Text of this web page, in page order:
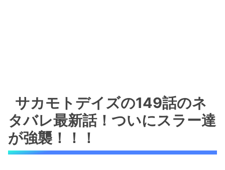
サカモトデイズの149話のネ
タバレ最新話！ついにスラー達
が強襲！！！